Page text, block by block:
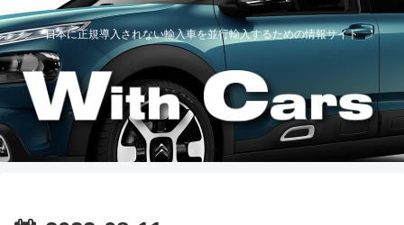
日本に正規導入されない輸入車を並行輸入するための情報サイト